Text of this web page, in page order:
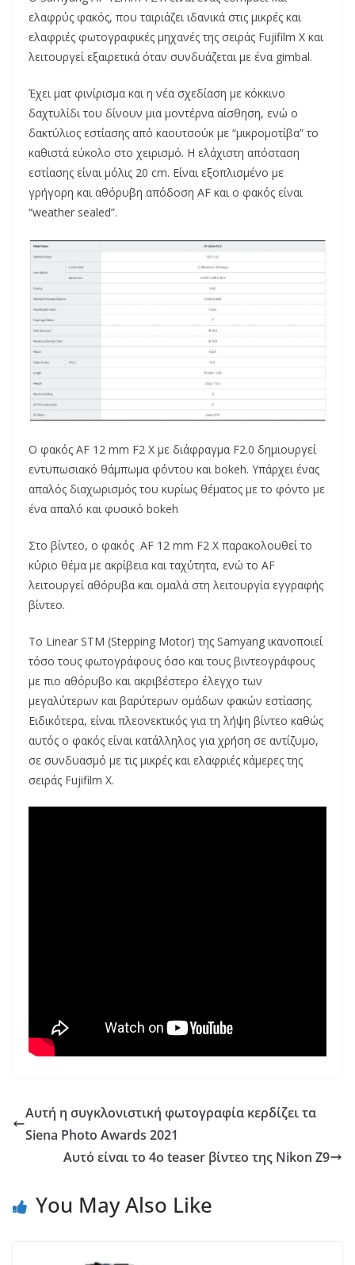
ελαφρύς φακός, που ταιριάζει ιδανικά στις μικρές και
ελαφριές φωτογραφικές μηχανές της σειράς Fujifilm X και
λειτουργεί εξαιρετικά όταν συνδυάζεται με ένα gimbal.
Έχει ματ φινίρισμα και η νέα σχεδίαση με κόκκινο
δαχτυλίδι του δίνουν μια μοντέρνα αίσθηση, ενώ ο
δακτύλιος εστίασης από καουτσούκ με “μικρομοτίβα” το
καθιστά εύκολο στο χειρισμό. Η ελάχιστη απόσταση
εστίασης είναι μόλις 20 cm. Είναι εξοπλισμένο με
γρήγορη και αθόρυβη απόδοση AF και ο φακός είναι
“weather sealed”.
Ο φακός AF 12 mm F2 X με διάφραγμα F2.0 δημιουργεί
εντυπωσιακό θάμπωμα φόντου και bokeh. Υπάρχει ένας
απαλός διαχωρισμός του κυρίως θέματος με το φόντο με
ένα απαλό και φυσικό bokeh
Στο βίντεο, ο φακός AF 12 mm F2 X παρακολουθεί το
κύριο θέμα με ακρίβεια και ταχύτητα, ενώ το AF
λειτουργεί αθόρυβα και ομαλά στη λειτουργία εγγραφής
βίντεο.
Το Linear STM (Stepping Motor) της Samyang ικανοποιεί
τόσο τους φωτογράφους όσο και τους βιντεογράφους
με πιο αθόρυβο και ακριβέστερο έλεγχο των
μεγαλύτερων και βαρύτερων ομάδων φακών εστίασης.
Ειδικότερα, είναι πλεονεκτικός για τη λήψη βίντεο καθώς
αυτός ο φακός είναι κατάλληλος για χρήση σε αντίζυμο,
σε συνδυασμό με τις μικρές και ελαφριές κάμερες της
σειράς Fujifilm X.
Αυτή η συγκλονιστική φωτογραφία κερδίζει τα
Siena Photo Awards 2021
Αυτό είναι το 4ο teaser βίντεο της Nikon Z9
You May Also Like